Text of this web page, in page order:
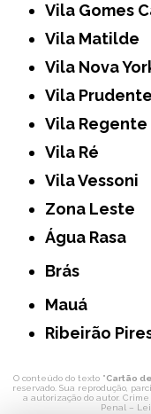
Vila Gomes
Vila Matilde
Vila Nova
Vila Prudente
Vila
Vila Ré
Vila Vessoni
Zona Leste
Água Rasa
Brás
Mauá
Ribeirão
O conteúdo do texto "Cartão
reservado. Sua reprodução,
a autorização do autor.
Penal –